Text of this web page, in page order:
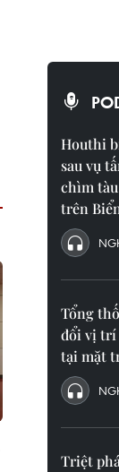
Houthi
sau vụ
chìm
trên
Tổng
đổi vị trí
tại mặt
Triệt